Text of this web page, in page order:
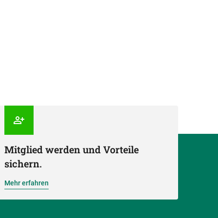
Mitglied werden und Vorteile
sichern.
Mehr erfahren